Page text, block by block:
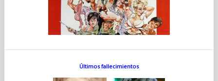
Últimos fallecimientos